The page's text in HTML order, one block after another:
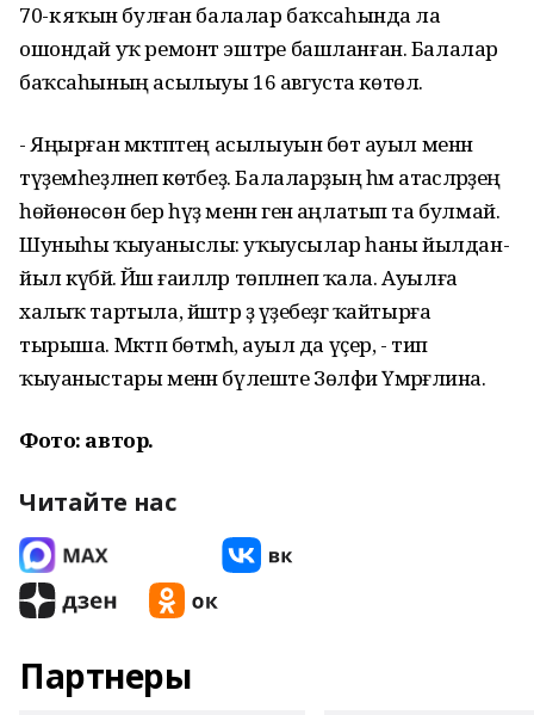
70-кә яҡын булған балалар баҡсаһында ла
ошондай уҡ ремонт эштәре башланған. Балалар
баҡсаһының асылыуы 16 августа көтөлә.
- Яңырған мәктәптең асылыуын бөтә ауыл менән
түҙемһеҙләнеп көтәбеҙ. Балаларҙың һәм атаәсәләрҙең
һөйөнөсөн бер һүҙ менән генә аңлатып та булмай.
Шуныһы ҡыуаныслы: уҡыусылар һаны йылдан-
йыл күбәйә. Йәш ғаиләләр төпләнеп ҡала. Ауылға
халыҡ тартыла, йәштәр ҙә үҙебеҙгә ҡайтырға
тырыша. Мәктәп бөтмәһә, ауыл да үҫер, - тип
ҡыуаныстары менән бүлеште Зөлфиә Үмәрғәлина.
Фото: автор.
Читайте нас
Партнеры